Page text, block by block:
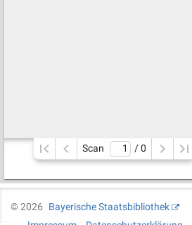
Scan / 0
©2026
Bayerische Staatsbibliothek